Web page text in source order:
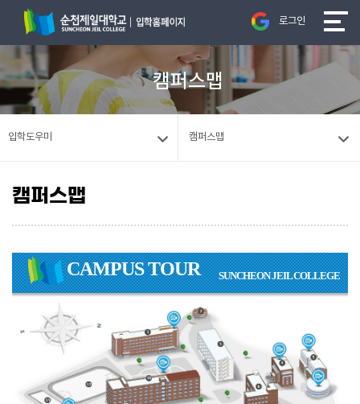
로그인
캠퍼스맵
입학도우미 캠퍼스맵
캠퍼스맵
CAMPUS TOUR SUNCHEON JEIL COLLEGE